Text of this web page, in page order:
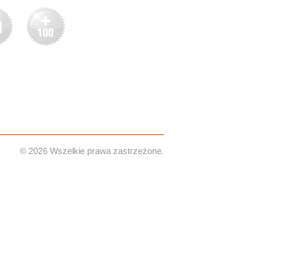
© 2026 Wszelkie prawa zastrzeżone.